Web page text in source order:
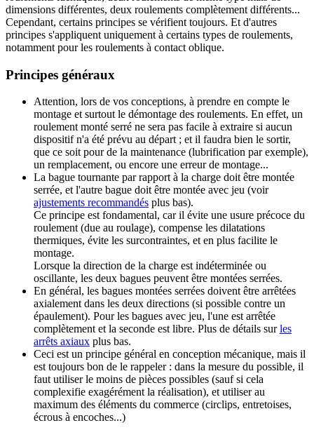
dimensions différentes, deux roulements complètement différents...
Cependant, certains principes se vérifient toujours. Et d'autres
principes s'appliquent uniquement à certains types de roulements,
notamment pour les roulements à contact oblique.
Principes généraux
Attention, lors de vos conceptions, à prendre en compte le
montage et surtout le démontage des roulements. En effet, un
roulement monté serré ne sera pas facile à extraire si aucun
dispositif n'a été prévu au départ ; et il faudra bien le sortir,
que ce soit pour de la maintenance (lubrification par exemple),
un remplacement, ou encore une erreur de montage...
La bague tournante par rapport à la charge doit être montée
serrée, et l'autre bague doit être montée avec jeu (voir
ajustements recommandés plus bas).
Ce principe est fondamental, car il évite une usure précoce du
roulement (due au roulage), compense les dilatations
thermiques, évite les surcontraintes, et en plus facilite le
montage.
Lorsque la direction de la charge est indéterminée ou
oscillante, les deux bagues peuvent être montées serrées.
En général, les bagues montées serrées doivent être arrêtées
axialement dans les deux directions (si possible contre un
épaulement). Pour les bagues avec jeu, l'une est arrêtée
complètement et la seconde est libre. Plus de détails surles
arrêts axiaux plus bas.
Ceci est un principe général en conception mécanique, mais il
est toujours bon de le rappeler : dans la mesure du possible, il
faut utiliser le moins de pièces possibles (sauf si cela
complexifie exagérément la réalisation), et utiliser au
maximum des éléments du commerce (circlips, entretoises,
écrous à encoches...)